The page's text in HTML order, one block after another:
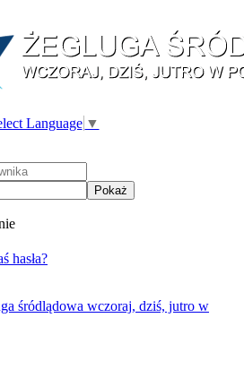
Language ▼
Pokaż
hasła?
śródlądowa wczoraj, dziś, jutro w